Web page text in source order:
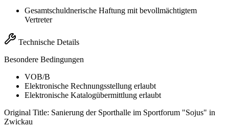
Gesamtschuldnerische Haftung mit bevollmächtigtem
Vertreter
Technische Details
Besondere Bedingungen
VOB/B
Elektronische Rechnungsstellung erlaubt
Elektronische Katalogübermittlung erlaubt
Original Title: Sanierung der Sporthalle im Sportforum "Sojus" in
Zwickau